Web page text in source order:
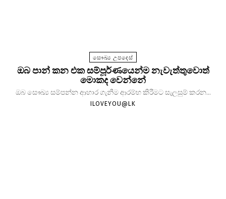
සෞඛ්‍ය උපදෙස්
ඔබ පාන් කන එක සම්පූර්ණයෙන්ම නැවැත්තුවොත්
මොකද වෙන්නේ
ඔබ සෞඛ්‍ය සම්පන්න ආහාර ගැනීම ආරම්භ කිරීමට සැලසුම් කරන...
ILOVEYOU@LK